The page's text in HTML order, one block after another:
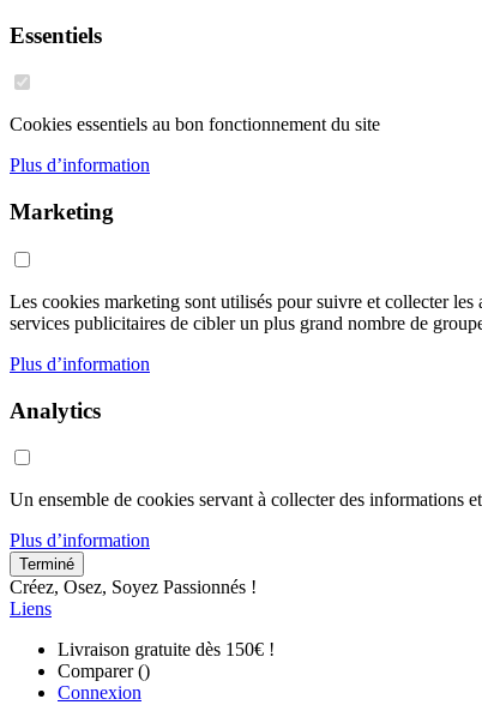
Essentiels
Cookies essentiels au bon fonctionnement du site
Plus d’information
Marketing
Les cookies marketing sont utilisés pour suivre et collecter
services publicitaires de cibler un plus grand nombre de
Plus d’information
Analytics
Un ensemble de cookies servant à collecter des informations
Plus d’information
Terminé
Créez, Osez, Soyez Passionnés !
Liens
Livraison gratuite dès 150€ !
Comparer ()
Connexion